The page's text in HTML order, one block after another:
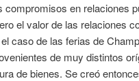
en relaciones
el valor de las relaciones
caso de las ferias de
de muy distintos
de bienes. Se creó